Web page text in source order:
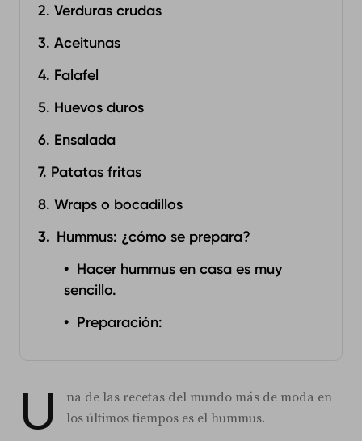
2. Verduras crudas
3. Aceitunas
4. Falafel
5. Huevos duros
6. Ensalada
7. Patatas fritas
8. Wraps o bocadillos
Hummus: ¿cómo se prepara?
Hacer hummus en casa es muy
sencillo.
Preparación:
U
na de las recetas del mundo más de moda en
los últimos tiempos es el hummus.